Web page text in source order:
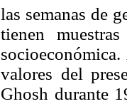
las semanas de
tienen
valores del
Ghosh durante